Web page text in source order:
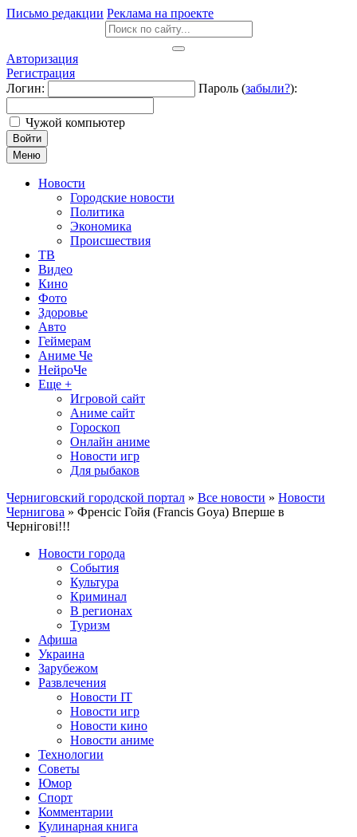
Письмо редакции Реклама на проекте
Авторизация
Регистрация
Логин:
Пароль (забыли?):
Чужой компьютер
Войти
Меню
Новости
Городские новости
Политика
Экономика
Происшествия
ТВ
Видео
Кино
Фото
Здоровье
Авто
Геймерам
Аниме Че
НейроЧе
Еще +
Игровой сайт
Аниме сайт
Гороскоп
Онлайн аниме
Новости игр
Для рыбаков
Черниговский городской портал » Все новости » Новости
Чернигова » Френсіс Гойя (Francis Goya) Вперше в
Чернігові!!!
Новости города
События
Культура
Криминал
В регионах
Туризм
Афиша
Украина
Зарубежом
Развлечения
Новости IT
Новости игр
Новости кино
Новости аниме
Технологии
Советы
Юмор
Спорт
Комментарии
Кулинарная книга